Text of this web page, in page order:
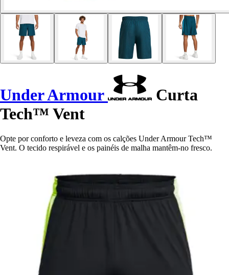
Under Armour
Curta
Tech™ Vent
Opte por conforto e leveza com os calções Under Armour Tech™
Vent. O tecido respirável e os painéis de malha mantêm-no fresco.